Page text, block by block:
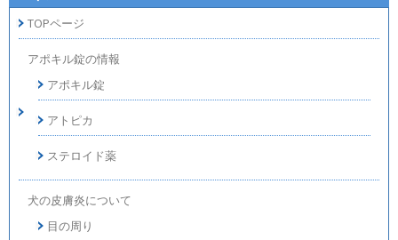
TOPページ
アポキル錠の情報
アポキル錠
アトピカ
ステロイド薬
犬の皮膚炎について
目の周り